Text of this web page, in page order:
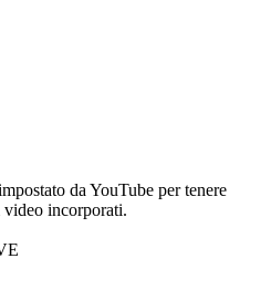
da YouTube per tenere
incorporati.